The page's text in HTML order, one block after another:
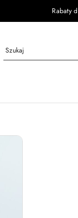
Rabaty